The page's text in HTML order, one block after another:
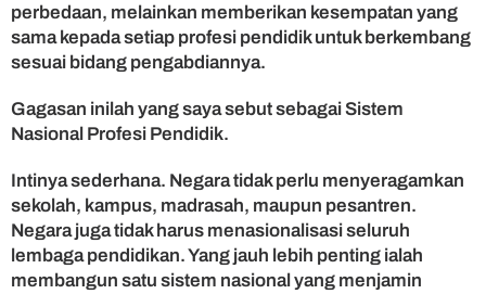
perbedaan, melainkan memberikan kesempatan yang
sama kepada setiap profesi pendidik untuk berkembang
sesuai bidang pengabdiannya.
Gagasan inilah yang saya sebut sebagai Sistem
Nasional Profesi Pendidik.
Intinya sederhana. Negara tidak perlu menyeragamkan
sekolah, kampus, madrasah, maupun pesantren.
Negara juga tidak harus menasionalisasi seluruh
lembaga pendidikan. Yang jauh lebih penting ialah
membangun satu sistem nasional yang menjamin